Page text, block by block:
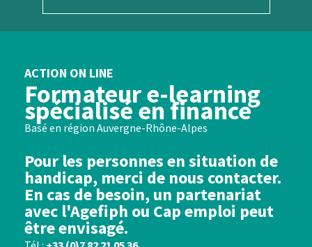
ACTION ON LINE
Formateur e-learning
spécialisé en finance
Basé en région Auvergne-Rhône-Alpes
Pour les personnes en situation de
handicap, merci de nous contacter.
En cas de besoin, un partenariat
avec l'Agefiph ou Cap emploi peut
être envisagé.